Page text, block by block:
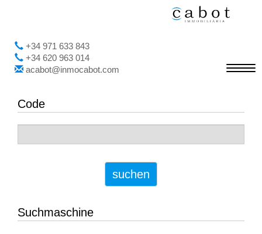
+34 971 633 843
+34 620 963 014
acabot@inmocabot.com
Code
suchen
Suchmaschine